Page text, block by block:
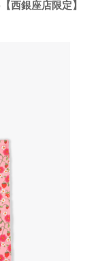
西銀座店限定】